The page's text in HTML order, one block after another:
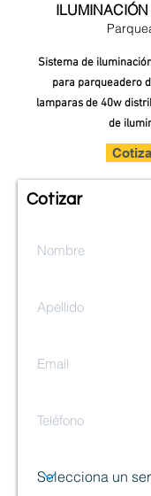
Sistema de
para parqueadero
lamparas de 40w
de
Cotizar